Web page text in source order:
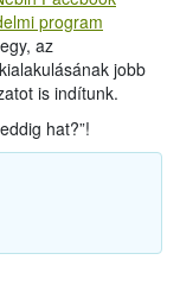
program
az
jobb
is indítunk.
hat?”!